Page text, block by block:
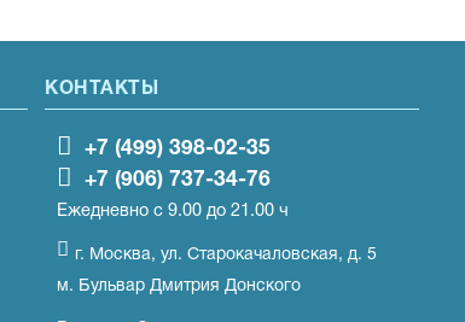
КОНТАКТЫ
+7 (499) 398-02-35
+7 (906) 737-34-76
Ежедневно с 9.00 до 21.00 ч
г. Москва, ул. Старокачаловская, д. 5
м. Бульвар Дмитрия Донского